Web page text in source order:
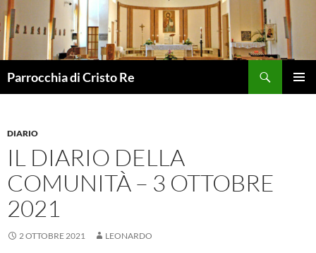
Vai
al
contenuto
Parrocchia di Cristo Re
DIARIO
IL DIARIO DELLA
COMUNITÀ – 3 OTTOBRE
2021
2 OTTOBRE 2021 LEONARDO